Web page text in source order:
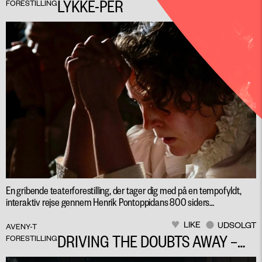
FORESTILLINGLYKKE-PER
En gribende teaterforestilling, der tager dig med på en tempofyldt,
interaktiv rejse gennem Henrik Pontoppidans 800 siders
AVENY-T LIKE UDSOLGT
FORESTILLINGDRIVING THE DOUBTS AWAY –